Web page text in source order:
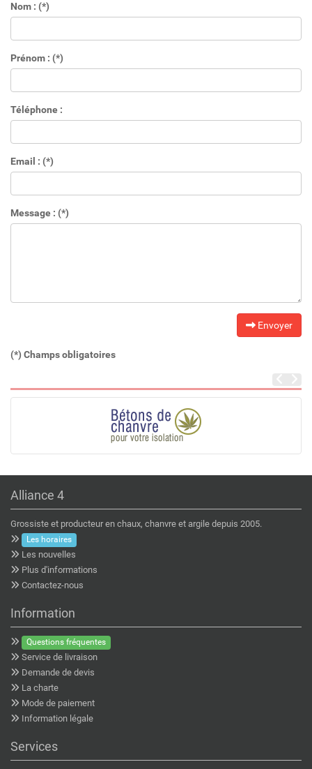
Nom : (*)
Prénom : (*)
Téléphone :
Email : (*)
Message : (*)
Envoyer
(*) Champs obligatoires
Alliance 4
Grossiste et producteur en chaux, chanvre et argile depuis 2005.
Les horaires
Les nouvelles
Plus d'informations
Contactez-nous
Information
Questions fréquentes
Service de livraison
Demande de devis
La charte
Mode de paiement
Information légale
Services